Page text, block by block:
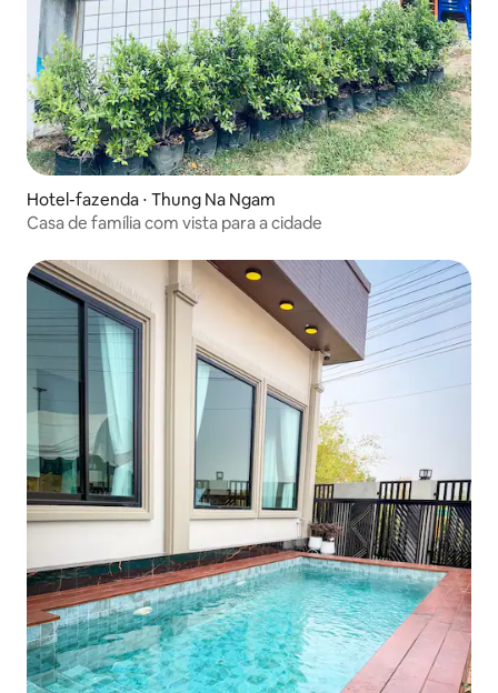
Hotel-fazenda ⋅ Thung Na Ngam
Casa de família com vista para a cidade